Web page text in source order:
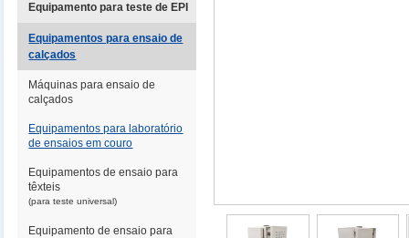
Equipamento para teste de EPI
Equipamentos para ensaio de
calçados
Máquinas para ensaio de
calçados
Equipamentos para laboratório
de ensaios em couro
Equipamentos de ensaio para
têxteis
(para teste universal)
Equipamento de ensaio para